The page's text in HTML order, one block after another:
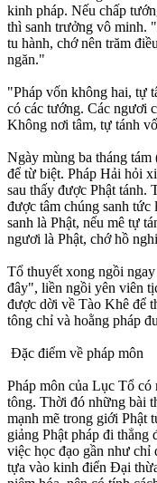
kinh pháp. Nếu chấp
thì sanh trưởng vô minh.
tu hành, chớ nên trăm
ngăn."
"Pháp vốn không hai, tự
có các tướng. Các ngươi
Không nơi tâm, tự tánh
Ngày mùng ba tháng
để từ biệt. Pháp Hải hỏi
sau thấy được Phật tánh.
được tâm chúng sanh tức
sanh là Phật, nếu mê tự
ngươi là Phật, chớ hồ
Tổ thuyết xong ngồi
đây", liền ngồi yên viên
được dời về Tào Khê để
tông chỉ và hoằng pháp
Ðặc điểm về pháp môn
Pháp môn của Lục Tổ có
tông. Thời đó những bài
mạnh mẽ trong giới Phật
giảng Phật pháp đi thẳng
việc học đạo gần như
tựa vào kinh điển Ðại